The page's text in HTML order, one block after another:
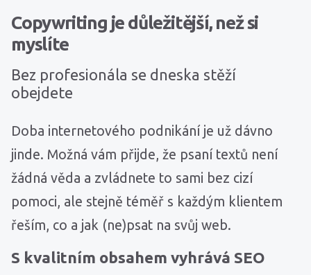
Copywriting je důležitější, než si
myslíte
Bez profesionála se dneska stěží
obejdete
Doba internetového podnikání je už dávno
jinde. Možná vám přijde, že psaní textů není
žádná věda a zvládnete to sami bez cizí
pomoci, ale stejně téměř s každým klientem
řeším, co a jak (ne)psat na svůj web.
S kvalitním obsahem vyhrává SEO